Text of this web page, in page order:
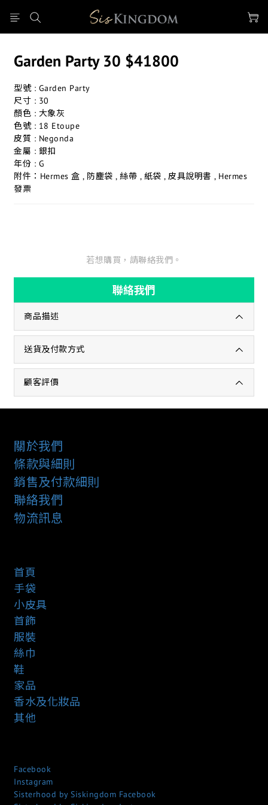
Garden Party 30 $41800
型號 : Garden Party
尺寸 : 30
顏色 : 大象灰
色號 : 18 Etoupe
皮質 : Negonda
金屬 : 銀扣
年份 : G
附件：Hermes 盒 , 防塵袋 , 絲帶 , 紙袋 , 皮具說明書 , Hermes
發票
若想購買，請聯絡我們。
聯絡我們
商品描述
送貨及付款方式
顧客評價
關於我們
條款與細則
銷售及付款細則
聯絡我們
物流訊息
首頁
手袋
小皮具
首飾
服裝
絲巾
鞋
家品
香水及化妝品
其他
Facebook
Instagram
Sisterhood by Siskingdom Facebook